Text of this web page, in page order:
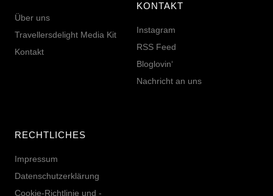
Über uns
Travellersdelight Media Kit
Kontakt
KONTAKT
Instagram
RSS Feed
Bloglovin‘
Nachricht an uns
RECHTLICHES
Impressum
Datenschutzerklärung
Cookie-Richtlinie und -